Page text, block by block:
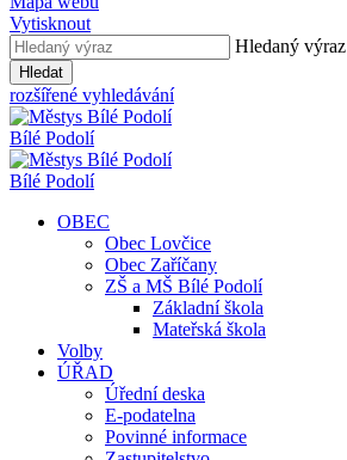
Vytisknout
Hledaný výraz
Hledat
rozšířené vyhledávání
Bílé Podolí
Bílé Podolí
OBEC
Obec Lovčice
Obec Zaříčany
ZŠ a MŠ Bílé Podolí
Základní škola
Mateřská škola
Volby
ÚŘAD
Úřední deska
E-podatelna
Povinné informace